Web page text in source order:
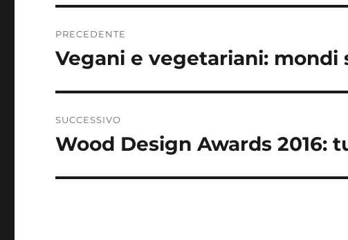
articoli
PRECEDENTE
Articolo
Vegani e vegetariani: mondi
SUCCESSIVO
Articolo
Wood Design Awards 2016: